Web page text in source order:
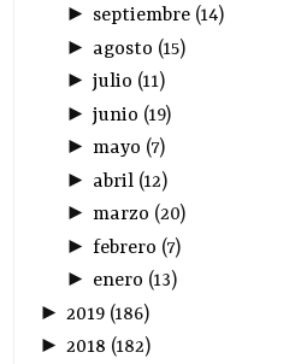
► septiembre(14)
► agosto (15)
► julio (11)
► junio (19)
► mayo (7)
► abril(12)
► marzo (20)
► febrero (7)
► enero (13)
► 2019 (186)
►2018 (182)